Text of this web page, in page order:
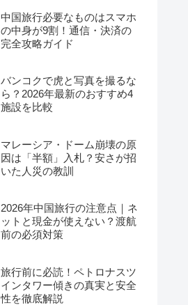
中国旅行必要なものはスマホ
の中身が9割！通信・決済の
完全攻略ガイド
バンコクで虎と写真を撮るな
ら？2026年最新のおすすめ4
施設を比較
マレーシア・ドーム崩壊の原
因は「半額」入札？安さが招
いた人災の教訓
2026年中国旅行の注意点｜ネ
ットと現金が使えない？渡航
前の必須対策
旅行前に必読！ペトロナスツ
インタワー傾きの真実と安全
性を徹底解説